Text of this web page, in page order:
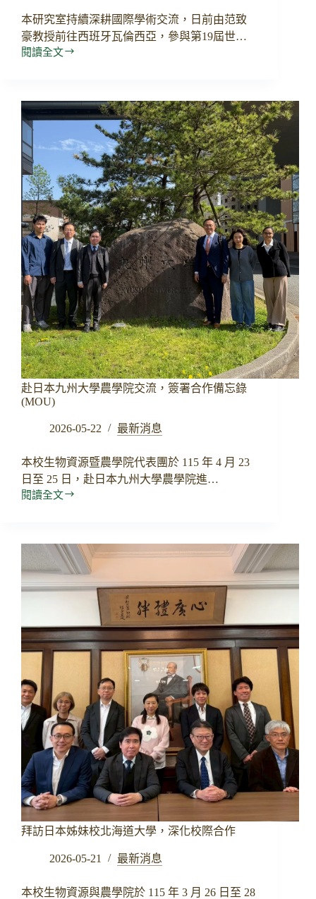
本研究室持續深耕國際學術交流，日前由范致
豪教授前往西班牙瓦倫西亞，參與第19屆世…
閱讀全文
赴
牙
瓦
西
亞
參
與
19th
IWA
AD19
國
際
研
討
會
赴日本九州大學農學院交流，簽署合作備忘錄
(MOU)
2026-05-22 最新消息
本校生物資源暨農學院代表團於 115 年 4 月 23
日至 25 日，赴日本九州大學農學院進…
閱讀全文
赴
九
大
學
院
交
流，
簽
署
合
作
錄
(MOU)
拜訪日本姊妹校北海道大學，深化校際合作
2026-05-21 最新消息
本校生物資源與農學院於 115 年 3 月 26 日至 28